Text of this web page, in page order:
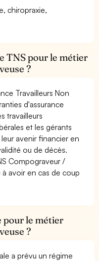
chiropraxie,
TNS pour le métier
?
Travailleurs Non
d'assurance
travailleurs
et les gérants
avenir financier en
ou de décès.
Compograveur /
à avoir en cas de coup
pour le métier
?
a prévu un régime